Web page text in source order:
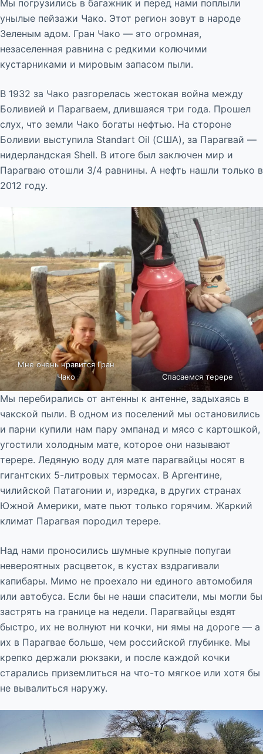
Мы погрузились в багажник и перед нами поплыли
унылые пейзажи Чако. Этот регион зовут в народе
Зеленым адом. Гран Чако — это огромная,
незаселенная равнина с редкими колючими
кустарниками и мировым запасом пыли.
В 1932 за Чако разгорелась жестокая война между
Боливией и Парагваем, длившаяся три года. Прошел
слух, что земли Чако богаты нефтью. На стороне
Боливии выступила Standart Oil (США), за Парагвай —
нидерландская Shell. В итоге был заключен мир и
Парагваю отошли 3/4 равнины. А нефть нашли только в
2012 году.
Мне очень нравится Гран
Чако
Спасаемся терере
Мы перебирались от антенны к антенне, задыхаясь в
чакской пыли. В одном из поселений мы остановились
и парни купили нам пару эмпанад и мясо с картошкой,
угостили холодным мате, которое они называют
терере. Ледяную воду для мате парагвайцы носят в
гигантских 5-литровых термосах. В Аргентине,
чилийской Патагонии и, изредка, в других странах
Южной Америки, мате пьют только горячим. Жаркий
климат Парагвая породил терере.
Над нами проносились шумные крупные попугаи
невероятных расцветок, в кустах вздрагивали
капибары. Мимо не проехало ни единого автомобиля
или автобуса. Если бы не наши спасители, мы могли бы
застрять на границе на недели. Парагвайцы ездят
быстро, их не волнуют ни кочки, ни ямы на дороге — а
их в Парагвае больше, чем российской глубинке. Мы
крепко держали рюкзаки, и после каждой кочки
старались приземлиться на что-то мягкое или хотя бы
не вывалиться наружу.